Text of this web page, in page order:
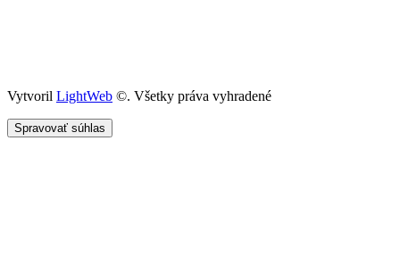
Vytvoril LightWeb ©. Všetky práva vyhradené
Spravovať súhlas